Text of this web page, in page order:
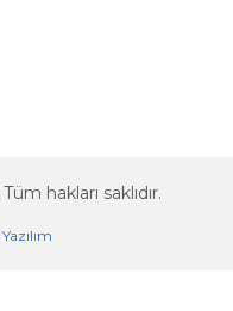
Tüm hakları saklıdır.